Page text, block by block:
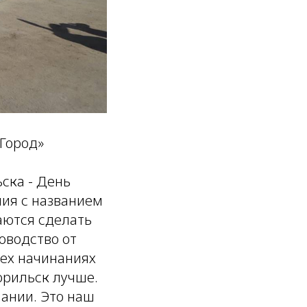
- День
с названием
сделать
от
начинаниях
лучше.
Это наш